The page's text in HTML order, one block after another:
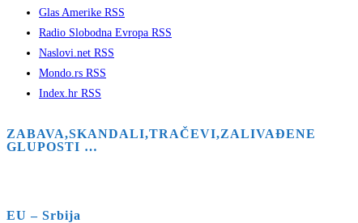
Glas Amerike RSS
Radio Slobodna Evropa RSS
Naslovi.net RSS
Mondo.rs RSS
Index.hr RSS
ZABAVA,SKANDALI,TRAČEVI,ZALIVAĐENE
GLUPOSTI …
EU – Srbija